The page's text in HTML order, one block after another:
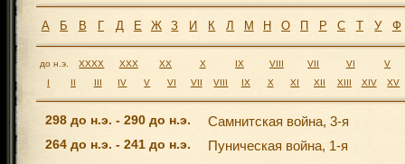
А Б В Г Д Е Ж З И К Л М Н О П Р С Т У Ф
до н.э. XXXX XXX XX X IX VIII VII VI
V
I
II III IV V VI VII VIII IX X XI XII XIII XIV XV
298 до н.э. - 290 до н.э. Самнитская война, 3-я
264 до н.э. - 241 до н.э. Пуническая война, 1-я